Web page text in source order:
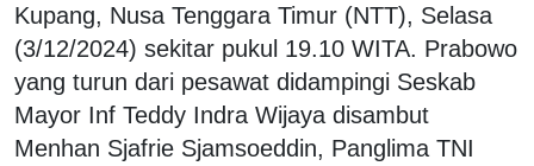
Kupang, Nusa Tenggara Timur (NTT), Selasa
(3/12/2024) sekitar pukul 19.10 WITA. Prabowo
yang turun dari pesawat didampingi Seskab
Mayor Inf Teddy Indra Wijaya disambut
Menhan Sjafrie Sjamsoeddin, Panglima TNI